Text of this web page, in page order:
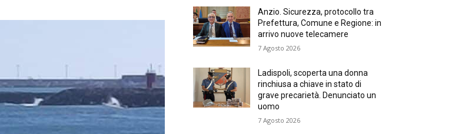
Anzio. Sicurezza, protocollo tra
Prefettura, Comune e Regione: in
arrivo nuove telecamere
7 Agosto 2026
Ladispoli, scoperta una donna
rinchiusa a chiave in stato di
grave precarietà. Denunciato un
uomo
7 Agosto 2026